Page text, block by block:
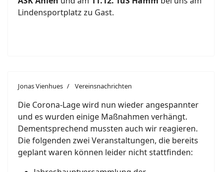
Lindensportplatz zu Gast.
Jonas Vienhues Vereinsnachrichten
Die Corona-Lage wird nun wieder angespannter
und es wurden einige Maßnahmen verhängt.
Dementsprechend mussten auch wir reagieren.
Die folgenden zwei Veranstaltungen, die bereits
geplant waren können leider nicht stattfinden: